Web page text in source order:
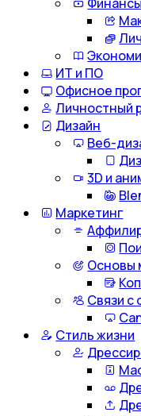
ИТ и ПО
Офисное
Личностный
Дизайн
Веб-
3D и
Маркетинг
Основы
Связи с
Стиль жизни